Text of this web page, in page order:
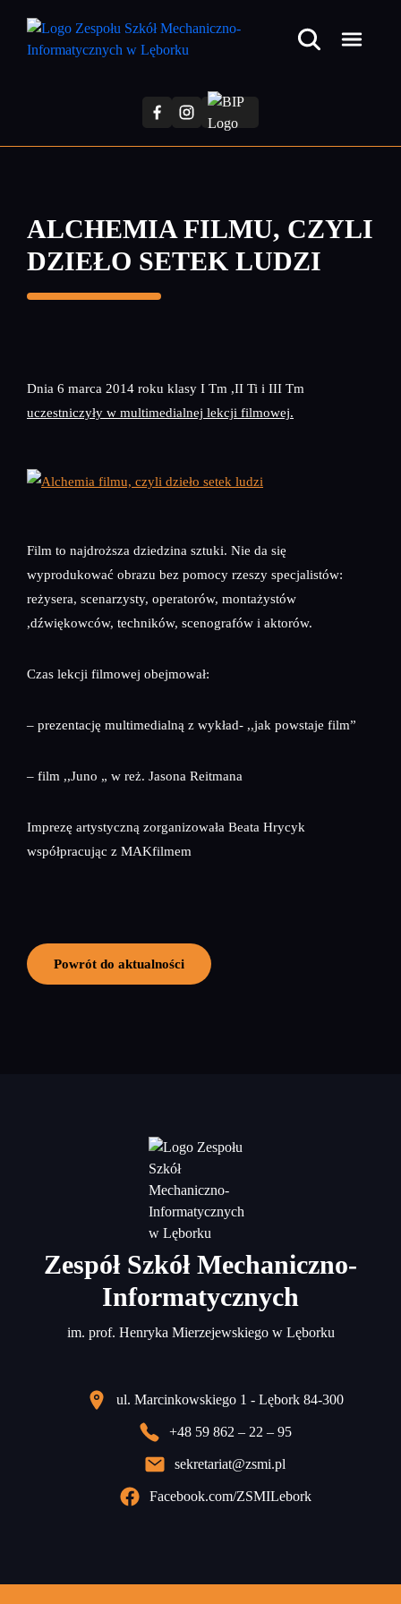
treści
ALCHEMIA FILMU, CZYLI
DZIEŁO SETEK LUDZI
Dnia 6 marca 2014 roku klasy I Tm ,II Ti i III Tm
uczestniczyły w multimedialnej lekcji filmowej.
Film to najdroższa dziedzina sztuki. Nie da się
wyprodukować obrazu bez pomocy rzeszy specjalistów:
reżysera, scenarzysty, operatorów, montażystów
,dźwiękowców, techników, scenografów i aktorów.
Czas lekcji filmowej obejmował:
– prezentację multimedialną z wykład- ,,jak powstaje film”
– film ,,Juno „ w reż. Jasona Reitmana
Imprezę artystyczną zorganizowała Beata Hrycyk
współpracując z MAKfilmem
Powrót do aktualności
Zespół Szkół Mechaniczno-
Informatycznych
im. prof. Henryka Mierzejewskiego w Lęborku
ul. Marcinkowskiego 1 - Lębork 84-300
+48 59 862 – 22 – 95
sekretariat@zsmi.pl
Facebook.com/ZSMILebork